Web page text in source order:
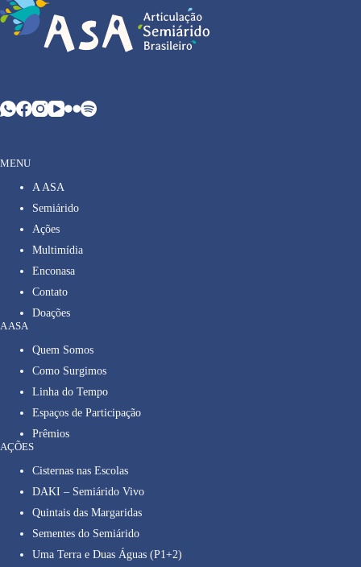
MENU
A ASA
Semiárido
Ações
Multimídia
Enconasa
Contato
Doações
A ASA
Quem Somos
Como Surgimos
Linha do Tempo
Espaços de Participação
Prêmios
AÇÕES
Cisternas nas Escolas
DAKI – Semiárido Vivo
Quintais das Margaridas
Sementes do Semiárido
Uma Terra e Duas Águas (P1+2)